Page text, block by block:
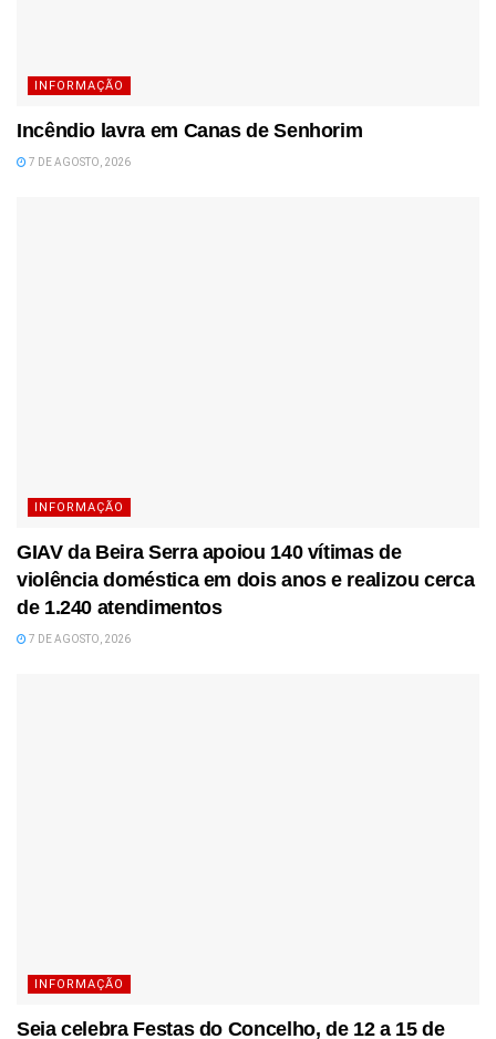
INFORMAÇÃO
Incêndio lavra em Canas de Senhorim
7 DE AGOSTO, 2026
INFORMAÇÃO
GIAV da Beira Serra apoiou 140 vítimas de
violência doméstica em dois anos e realizou cerca
de 1.240 atendimentos
7 DE AGOSTO, 2026
INFORMAÇÃO
Seia celebra Festas do Concelho, de 12 a 15 de